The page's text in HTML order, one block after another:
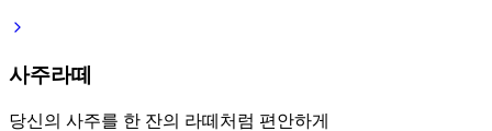
사주라떼
당신의 사주를 한 잔의 라떼처럼 편안하게